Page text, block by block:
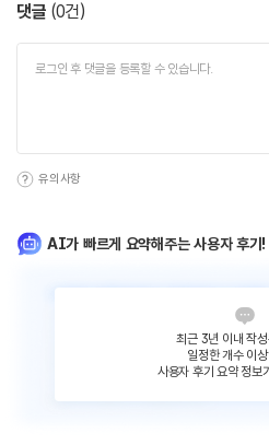
댓글 (0건)
유의사항
AI가 빠르게 요약해주는 사용자 후기!
최근 3년 이내 작성
일정한 개수 이
사용자 후기 요약 정보